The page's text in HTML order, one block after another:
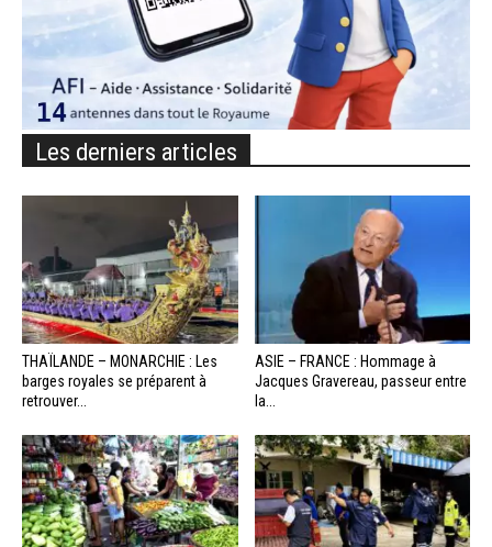
Les derniers articles
THAÏLANDE – MONARCHIE : Les
barges royales se préparent à
retrouver...
ASIE – FRANCE : Hommage à
Jacques Gravereau, passeur entre
la...